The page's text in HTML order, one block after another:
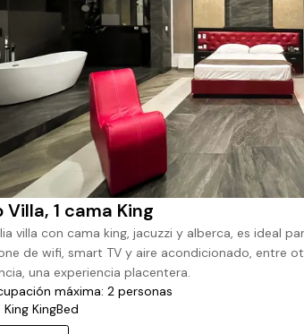
Villa, 1 cama King
villa con cama king, jacuzzi y alberca, es ideal
de wifi, smart TV y aire acondicionado, entre
una experiencia placentera.
máxima: 2 personas
King KingBed